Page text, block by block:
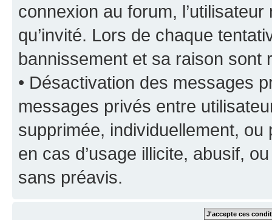
connexion au forum,
qu’invité. Lors de chaque
bannissement et sa raison sont
• Désactivation des messages
messages privés entre
supprimée, individuellement, ou
en cas d’usage illicite, abusif,
sans préavis.